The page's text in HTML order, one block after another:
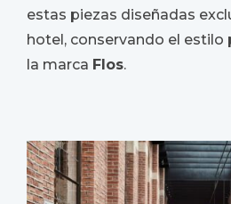
estas piezas diseñadas
hotel, conservando el estilo
la marca Flos.